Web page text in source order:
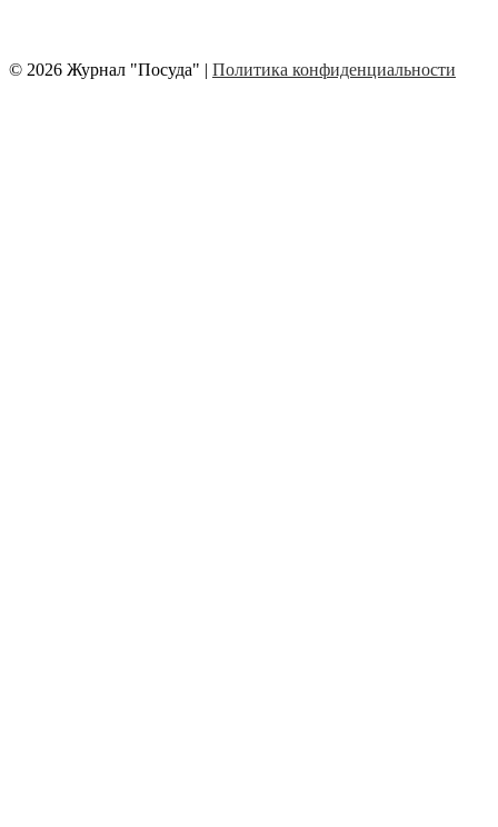
© 2026 Журнал "Посуда" | Политика конфиденциальности